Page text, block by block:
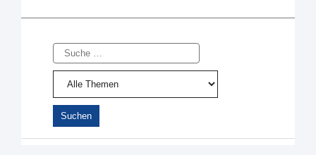
Suche